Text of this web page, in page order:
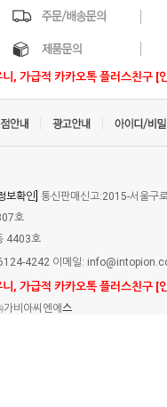
, 가급적 카카오톡 플러스친구 [
보확인] 통신판매신고:2015-서울구
호
4403호
4242 이메일:
, 가급적 카카오톡 플러스친구 [
비아씨엔에 스